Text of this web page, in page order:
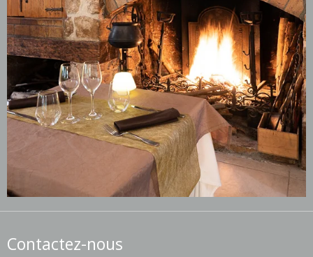
Contactez-nous